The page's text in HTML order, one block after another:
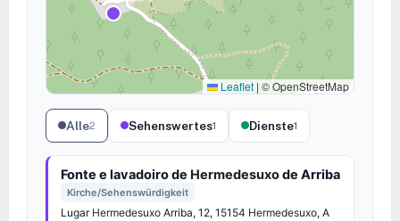
Leaflet | © OpenStreetMap
Alle2 Sehenswertes1 Dienste1
Fonte e lavadoiro de Hermedesuxode Arriba
Kirche/Sehenswürdigkeit
Lugar Hermedesuxo Arriba, 12, 15154 Hermedesuxo, A